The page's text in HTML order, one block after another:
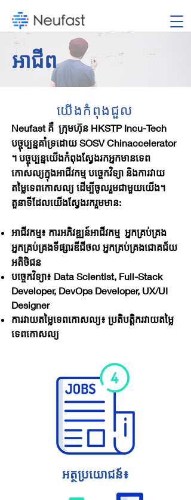
អាជីព
យើងកំពុងជួល
Neufast គឺ ក្រុមហ៊ុន HKSTP Incu-Tech
បច្ចុប្បន្នគាំទ្រដោយ SOSV Chinaccelerator
។ បច្ចុប្បន្នយើងកំពុងស្វែងរកអ្នកមានទេព
កោសល្យក្នុងអាជីវកម្ម បច្ចេកវិទ្យា និងការវាយ
តម្លៃទេពកោសល្យ ដើម្បីចូលរួមជាមួយយើង។
តួនាទីដែលយើងស្វែងរករួមមាន:
អាជីវកម្ម៖ ការអភិវឌ្ឍន៍អាជីវកម្ម អ្នកគ្រប់គ្រង
អ្នកគ្រប់គ្រងទីផ្សារឌីជីថល អ្នកគ្រប់គ្រងជោគជ័យ
អតិថិជន
បច្ចេកវិទ្យា៖ Data Scientist, Full-Stack
Developer, DevOps Developer, UX/UI
Designer
ការវាយតម្លៃទេពកោសល្យ៖ ប្រតិបត្តិករវាយតម្លៃ
ទេពកោសល្យ
អត្ថប្រយោជន៍៖